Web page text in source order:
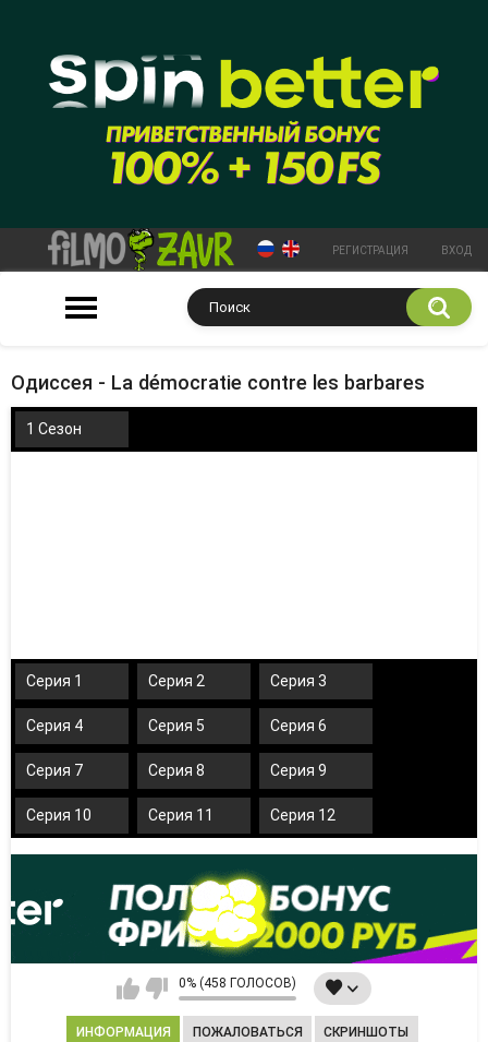
РЕГИСТРАЦИЯ ВХОД
Одиссея - La démocratie contre les barbares
1 Сезон
Серия 1 Серия 2 Серия 3
Серия 4 Серия 5 Серия 6
Серия 7 Серия 8 Серия 9
Серия 10 Серия 11 Серия 12
0% (458 ГОЛОСОВ)
ИНФОРМАЦИЯ ПОЖАЛОВАТЬСЯ СКРИНШОТЫ